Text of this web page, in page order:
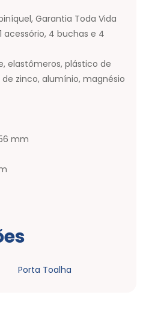
Garantia Toda Vida
4 buchas e 4
elastômeros, plástico de
zinco, alumínio, magnésio
mm
Porta Toalha